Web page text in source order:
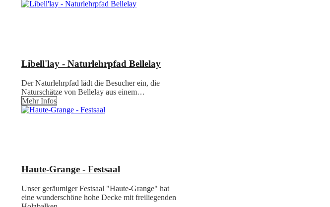
Libell'lay - Naturlehrpfad Bellelay
Der Naturlehrpfad lädt die Besucher ein, die
Naturschätze von Bellelay aus einem…
Mehr Infos
Haute-Grange - Festsaal
Unser geräumiger Festsaal "Haute-Grange" hat
eine wunderschöne hohe Decke mit freiliegenden